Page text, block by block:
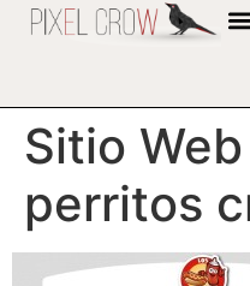
contenido
Sitio
perritos